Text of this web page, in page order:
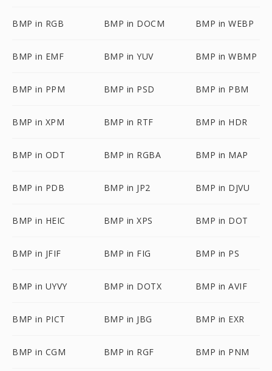
BMP in RGB BMP in DOCM BMP in WEBP
BMP in EMF BMP in YUV BMP in WBMP
BMP in PPM BMP in PSD BMP in PBM
BMP in XPM BMP in RTF BMP in HDR
BMP in ODT BMP in RGBA BMP in MAP
BMP in PDB BMP in JP2 BMP in DJVU
BMP in HEIC BMP in XPS BMP in DOT
BMP in JFIF BMP in FIG BMP in PS
BMP in UYVY BMP in DOTX BMP in AVIF
BMP in PICT BMP in JBG BMP in EXR
BMP in CGM BMP in RGF BMP in PNM